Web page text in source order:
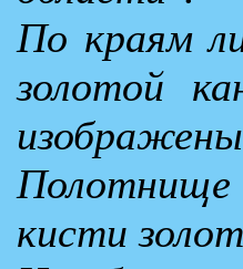
По краям
золотой
Полотнище
кисти